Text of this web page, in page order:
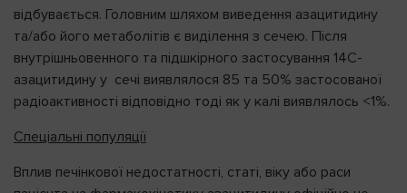
відбувається. Головним шляхом виведення азацитидину
та/або його метаболітів є виділення з сечею. Після
внутрішньовенного та підшкірного застосування 14C-
азацитидину у сечі виявлялося 85 та 50% застосованої
радіоактивності відповідно тоді як у калі виявлялось <1%.
Спеціальні популяції
Вплив печінкової недостатності, статі, віку або раси